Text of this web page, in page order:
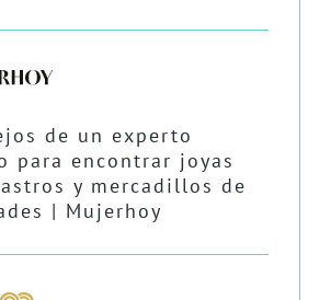
de un experto
para encontrar joyas
y mercadillos de
| Mujerhoy